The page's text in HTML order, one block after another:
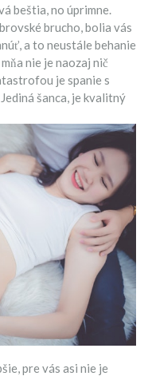
beštia, no úprimne.
brucho, bolia vás
a to neustále behanie
nie je naozaj nič
je spanie s
šanca, je kvalitný
pre vás asi nie je